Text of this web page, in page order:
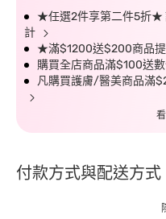
★任選2件享第二件5折★
計
★滿$1200送$200商品
購買全店商品滿$100送
凡購買護膚/醫美商品滿
付款方式與配送方式